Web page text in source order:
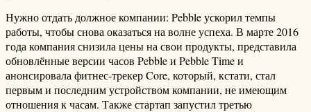
Нужно отдать должное компании: Pebble ускорил темпы
работы, чтобы снова оказаться на волне успеха. В марте 2016
года компания снизила цены на свои продукты, представила
обновлённые версии часов Pebble и Pebble Time и
анонсировала фитнес-трекер Core, который, кстати, стал
первым и последним устройством компании, не имеющим
отношения к часам. Также стартап запустил третью